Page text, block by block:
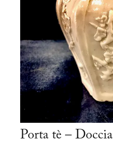
Porta tè – Doccia